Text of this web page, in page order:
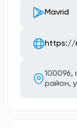
Мavrid
https://
100096,
район,